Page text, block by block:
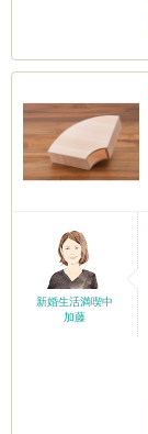
新婚生活満喫中
加藤